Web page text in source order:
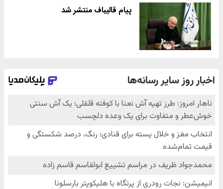
پیام قالیباف منتشر شد